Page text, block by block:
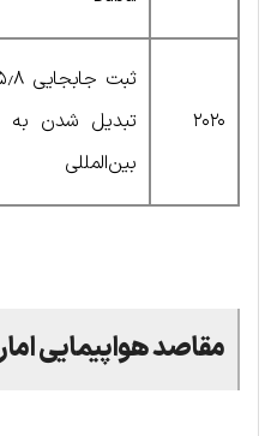
۲۰۲۰
تبدیل شدن به
بین‌المللی
مقاصد هواپیمایی